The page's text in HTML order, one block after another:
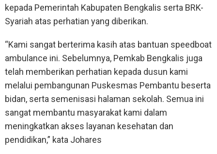
kepada Pemerintah Kabupaten Bengkalis serta BRK-
Syariah atas perhatian yang diberikan.
“Kami sangat berterima kasih atas bantuan speedboat
ambulance ini. Sebelumnya, Pemkab Bengkalis juga
telah memberikan perhatian kepada dusun kami
melalui pembangunan Puskesmas Pembantu beserta
bidan, serta semenisasi halaman sekolah. Semua ini
sangat membantu masyarakat kami dalam
meningkatkan akses layanan kesehatan dan
pendidikan,” kata Johares